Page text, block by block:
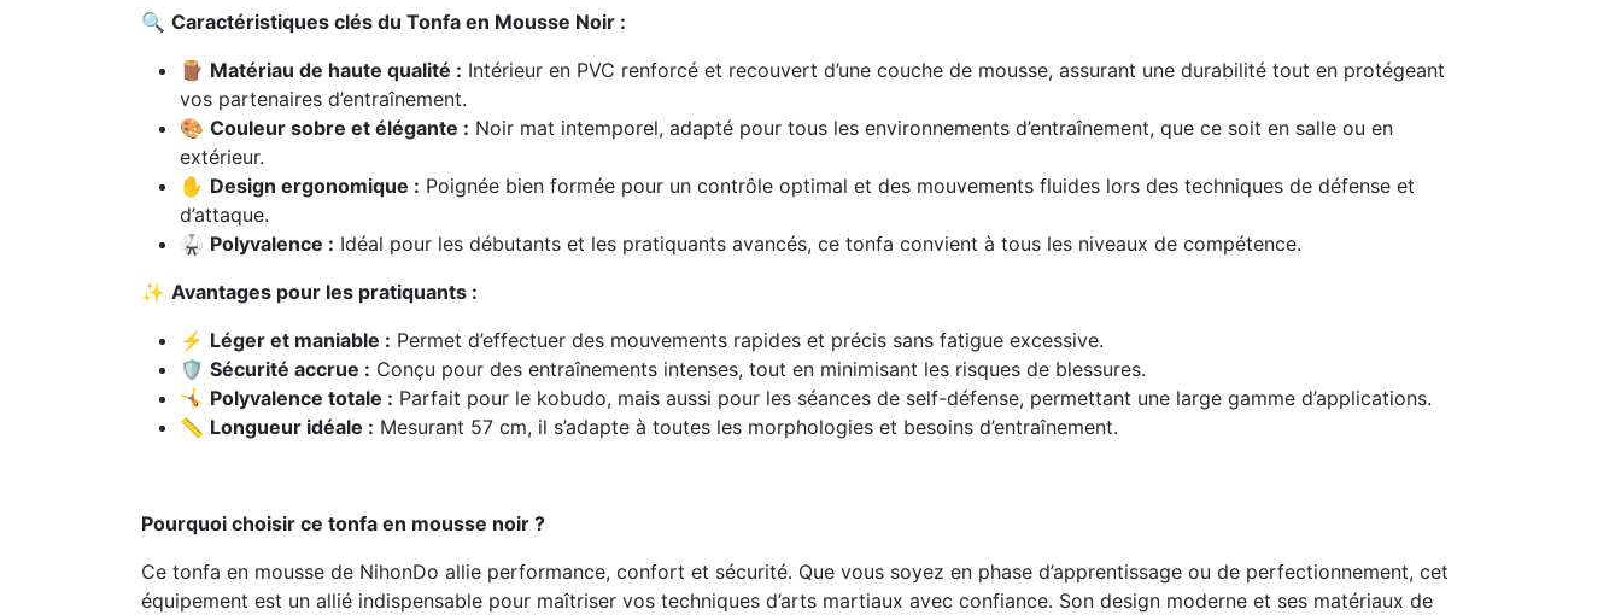
🔍 Caractéristiques clés du Tonfa en Mousse Noir :
🪵 Matériau de haute qualité : Intérieur en PVC renforcé et recouvert d’une couche de mousse, assurant une durabilité tout en protégeant
vos partenaires d’entraînement.
🎨 Couleur sobre et élégante : Noir mat intemporel, adapté pour tous les environnements d’entraînement, que ce soit en salle ou en
extérieur.
✋ Design ergonomique : Poignée bien formée pour un contrôle optimal et des mouvements fluides lors des techniques de défense et
d’attaque.
🥋 Polyvalence : Idéal pour les débutants et les pratiquants avancés, ce tonfa convient à tous les niveaux de compétence.
✨ Avantages pour les pratiquants :
⚡ Léger et maniable : Permet d’effectuer des mouvements rapides et précis sans fatigue excessive.
🛡️ Sécurité accrue : Conçu pour des entraînements intenses, tout en minimisant les risques de blessures.
🤸 Polyvalence totale : Parfait pour le kobudo, mais aussi pour les séances de self-défense, permettant une large gamme d’applications.
📏 Longueur idéale : Mesurant 57 cm, il s’adapte à toutes les morphologies et besoins d’entraînement.
Pourquoi choisir ce tonfa en mousse noir ?
Ce tonfa en mousse de NihonDo allie performance, confort et sécurité. Que vous soyez en phase d’apprentissage ou de perfectionnement, cet
équipement est un allié indispensable pour maîtriser vos techniques d’arts martiaux avec confiance. Son design moderne et ses matériaux de